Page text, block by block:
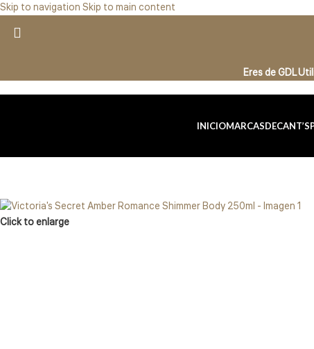
Skip to navigation Skip to main content
Eres de GDL
INICIOMARCASDECANT’S
Click to enlarge